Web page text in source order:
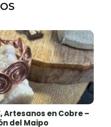
Artesanos en Cobre –
del Maipo